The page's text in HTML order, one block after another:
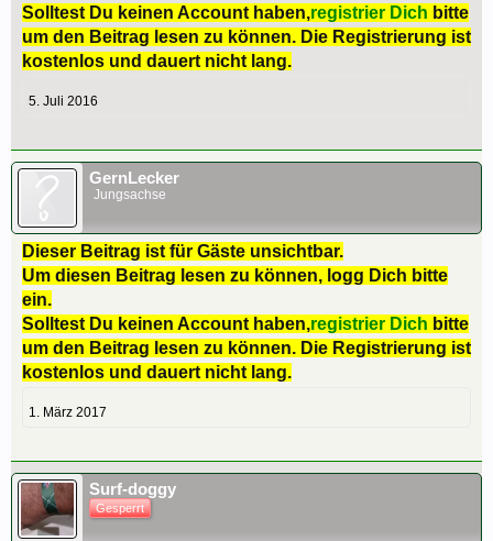
Solltest Du keinen Account haben,registrier Dich bitte
um den Beitrag lesen zu können. Die Registrierung ist
kostenlos und dauert nicht lang.
5. Juli 2016
GernLecker
Jungsachse
Dieser Beitrag ist für Gäste unsichtbar.
Um diesen Beitrag lesen zu können, logg Dich bitte
ein.
Solltest Du keinen Account haben,registrier Dich bitte
um den Beitrag lesen zu können. Die Registrierung ist
kostenlos und dauert nicht lang.
1. März 2017
Surf-doggy
Gesperrt